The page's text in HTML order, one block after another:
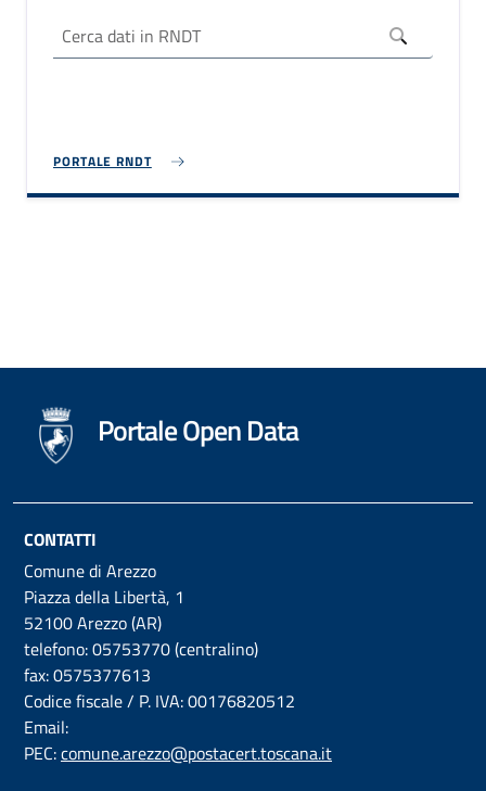
PORTALE RNDT
Portale Open Data
CONTATTI
Comune di Arezzo
Piazza della Libertà, 1
52100 Arezzo (AR)
telefono: 05753770 (centralino)
fax: 0575377613
Codice fiscale / P. IVA: 00176820512
Email:
PEC:comune.arezzo@postacert.toscana.it